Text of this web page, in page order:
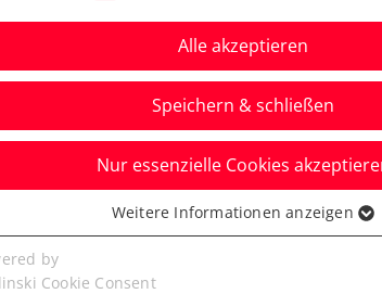
starke 1.
mit Achtelfinale
Alle akzeptieren
Speichern & schließen
Nur essenzielle Cookies
Cookies werden für grundlegende
benötigt. Dadurch ist gewährleistet, dass
Weitere Informationen anzeigen
by
Cookie Consent